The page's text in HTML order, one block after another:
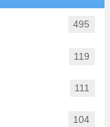
495
119
111
104